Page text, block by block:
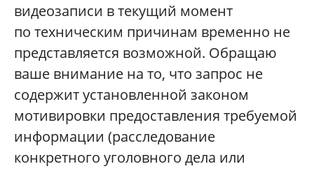
видеозаписи в текущий момент
по техническим причинам временно не
представляется возможной. Обращаю
ваше внимание на то, что запрос не
содержит установленной законом
мотивировки предоставления требуемой
информации (расследование
конкретного уголовного дела или